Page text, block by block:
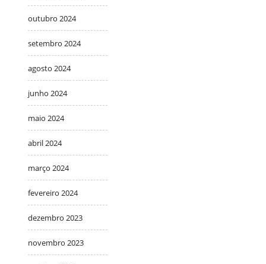
outubro 2024
setembro 2024
agosto 2024
junho 2024
maio 2024
abril 2024
março 2024
fevereiro 2024
dezembro 2023
novembro 2023